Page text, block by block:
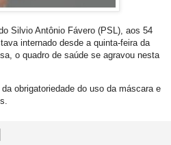
Silvio Antônio Fávero (PSL), aos 54
internado desde a quinta-feira da
o quadro de saúde se agravou nesta
obrigatoriedade do uso da máscara e